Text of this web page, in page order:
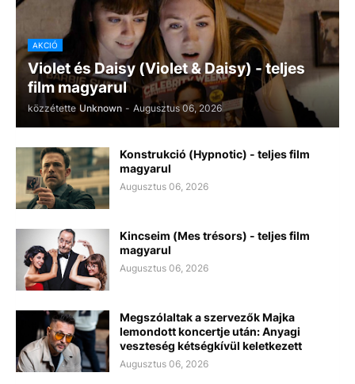
AKCIÓ
Violet és Daisy (Violet & Daisy) - teljes
film magyarul
közzétette Unknown - Augusztus 06, 2026
Konstrukció (Hypnotic) - teljes film
magyarul
Augusztus 06, 2026
Kincseim (Mes trésors) - teljes film
magyarul
Augusztus 06, 2026
Megszólaltak a szervezők Majka
lemondott koncertje után: Anyagi
veszteség kétségkívül keletkezett
Augusztus 06, 2026